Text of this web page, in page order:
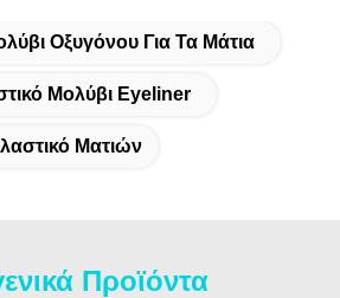
Οξυγόνου Για Τα Μάτια
Μολύβι Eyeliner
Ματιών
Προϊόντα